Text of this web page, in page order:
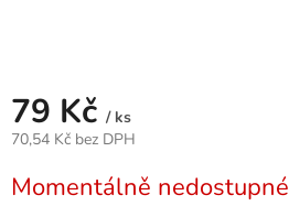
79 Kč / ks
70,54 Kč bez DPH
cena:
Momentálně nedostupné